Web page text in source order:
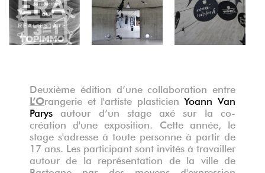
Deuxième édition d’une collaboration entre
L’Orangerie et l'artiste plasticien Yoann Van
Parys autour d’un stage axé sur la co-
création d'une exposition. Cette année, le
stage s'adresse à toute personne à partir de
17 ans. Les participant sont invités à travailler
autour de la représentation de la ville de
Bastogne par des moyens d'expression